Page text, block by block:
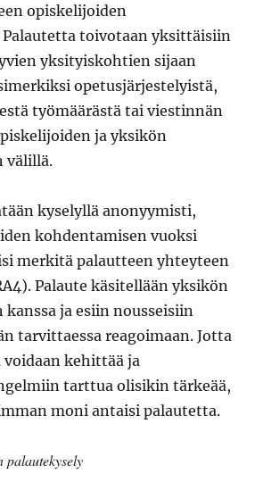
opiskelijoiden
toivotaan yksittäisiin
yksityiskohtien sijaan
opetusjärjestelyistä,
työmäärästä tai viestinnän
ja yksikön
välillä.
kyselyllä anonyymisti,
kohdentamisen vuoksi
merkitä palautteen yhteyteen
Palaute käsitellään yksikön
ja esiin nousseisiin
tarvittaessa reagoimaan. Jotta
kehittää ja
tarttua olisikin tärkeää,
moni antaisi palautetta.
palautekysely